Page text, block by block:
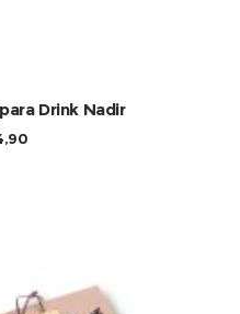
Drink Nadir